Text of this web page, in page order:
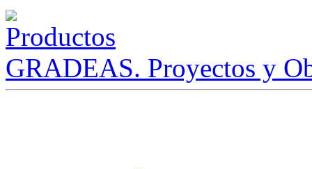
GRADEAS. Proyectos y